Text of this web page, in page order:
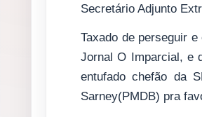
Secretário Adjunto
Taxado de perseguir
Jornal O Imparcial, e
entufado chefão da
Sarney(PMDB) pra